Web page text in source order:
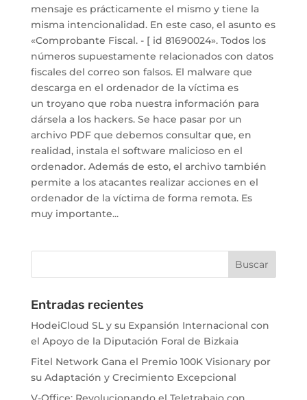
mensaje es prácticamente el mismo y tiene la
misma intencionalidad. En este caso, el asunto es
«Comprobante Fiscal. - [ id 81690024». Todos los
números supuestamente relacionados con datos
fiscales del correo son falsos. El malware que
descarga en el ordenador de la víctima es
un troyano que roba nuestra información para
dársela a los hackers. Se hace pasar por un
archivo PDF que debemos consultar que, en
realidad, instala el software malicioso en el
ordenador. Además de esto, el archivo también
permite a los atacantes realizar acciones en el
ordenador de la víctima de forma remota. Es
muy importante...
Entradas recientes
HodeiCloud SL y su Expansión Internacional con
el Apoyo de la Diputación Foral de Bizkaia
Fitel Network Gana el Premio 100K Visionary por
su Adaptación y Crecimiento Excepcional